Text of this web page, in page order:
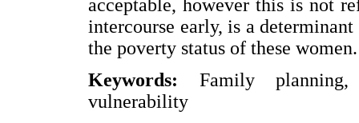
acceptable, however this is not
intercourse early, is a
the poverty status of these
Keywords: Family planning,
vulnerability